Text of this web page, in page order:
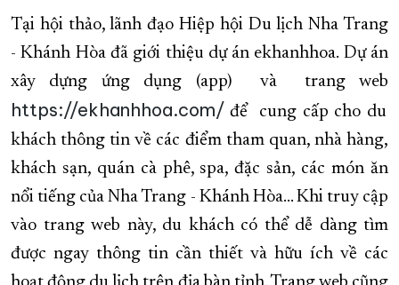
Tại hội thảo, lãnh đạo Hiệp hội Du lịch Nha Trang
- Khánh Hòa đã giới thiệu dự án ekhanhhoa. Dự án
xây dựng ứng dụng (app) và trang web
https://ekhanhhoa.com/ để cung cấp cho du
khách thông tin về các điểm tham quan, nhà hàng,
khách sạn, quán cà phê, spa, đặc sản, các món ăn
nổi tiếng của Nha Trang - Khánh Hòa... Khi truy cập
vào trang web này, du khách có thể dễ dàng tìm
được ngay thông tin cần thiết và hữu ích về các